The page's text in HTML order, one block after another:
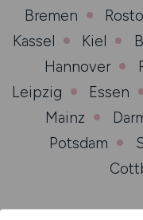
Bremen
Kassel
Kiel
Hannover
Leipzig
Essen
Mainz
Potsdam